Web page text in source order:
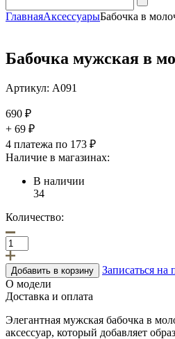
ГлавнаяАксессуарыБабочка в
Бабочка мужская в
Артикул: А091
690 ₽
+ 69 ₽
4 платежа по 173 ₽
Наличие в магазинах:
В наличии
34
Количество:
Добавить в корзину
Записаться на
О модели
Доставка и оплата
Элегантная мужская бабочка в
аксессуар, который добавляет